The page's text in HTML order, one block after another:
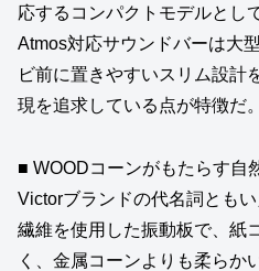
応するコンパクトモデルとし
Atmos対応サウンドバーは大
ビ前に置きやすいスリム設計
現を追求している点が特徴だ。
■ WOODコーンがもたらす自
Victorブランドの代名詞とも
繊維を使用した振動板で、紙
く、金属コーンよりも柔らか